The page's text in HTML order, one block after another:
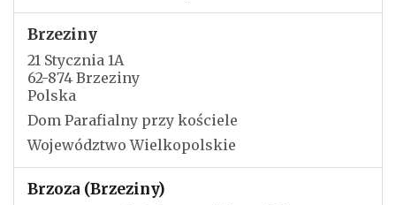
Brzeziny
21 Stycznia 1A
62-874 Brzeziny
Polska
Dom Parafialny przy kościele
Województwo Wielkopolskie
Brzoza (Brzeziny)